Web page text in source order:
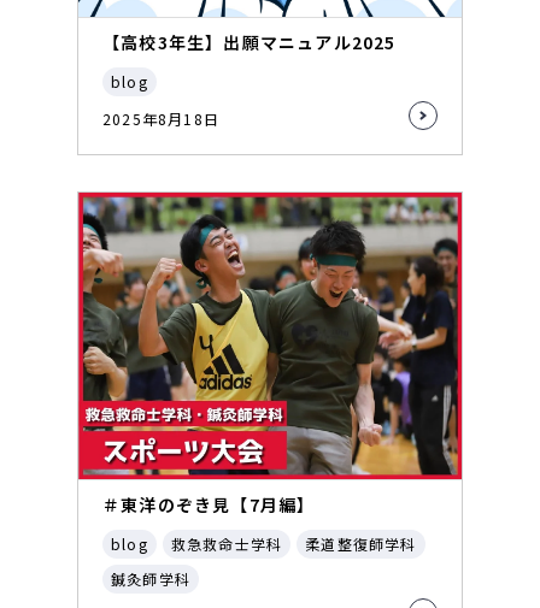
【高校3年生】出願マニュアル2025
blog
2025年8月18日
＃東洋のぞき見【7月編】
blog 救急救命士学科
柔道整復師学科
鍼灸師学科